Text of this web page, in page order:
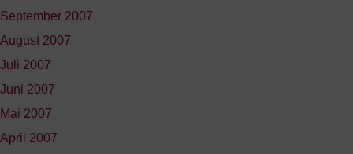
September 2007
August 2007
Juli 2007
Juni 2007
Mai 2007
April 2007